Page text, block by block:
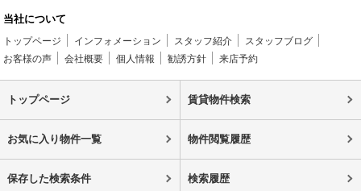
当社について
トップページ インフォメーション スタッフ紹介
スタッフブログ
お客様の声
会社概要 個人情報 勧誘方針 来店予約
トップページ 賃貸物件検索
お気に入り物件一覧 物件閲覧履歴
保存した検索条件 検索履歴